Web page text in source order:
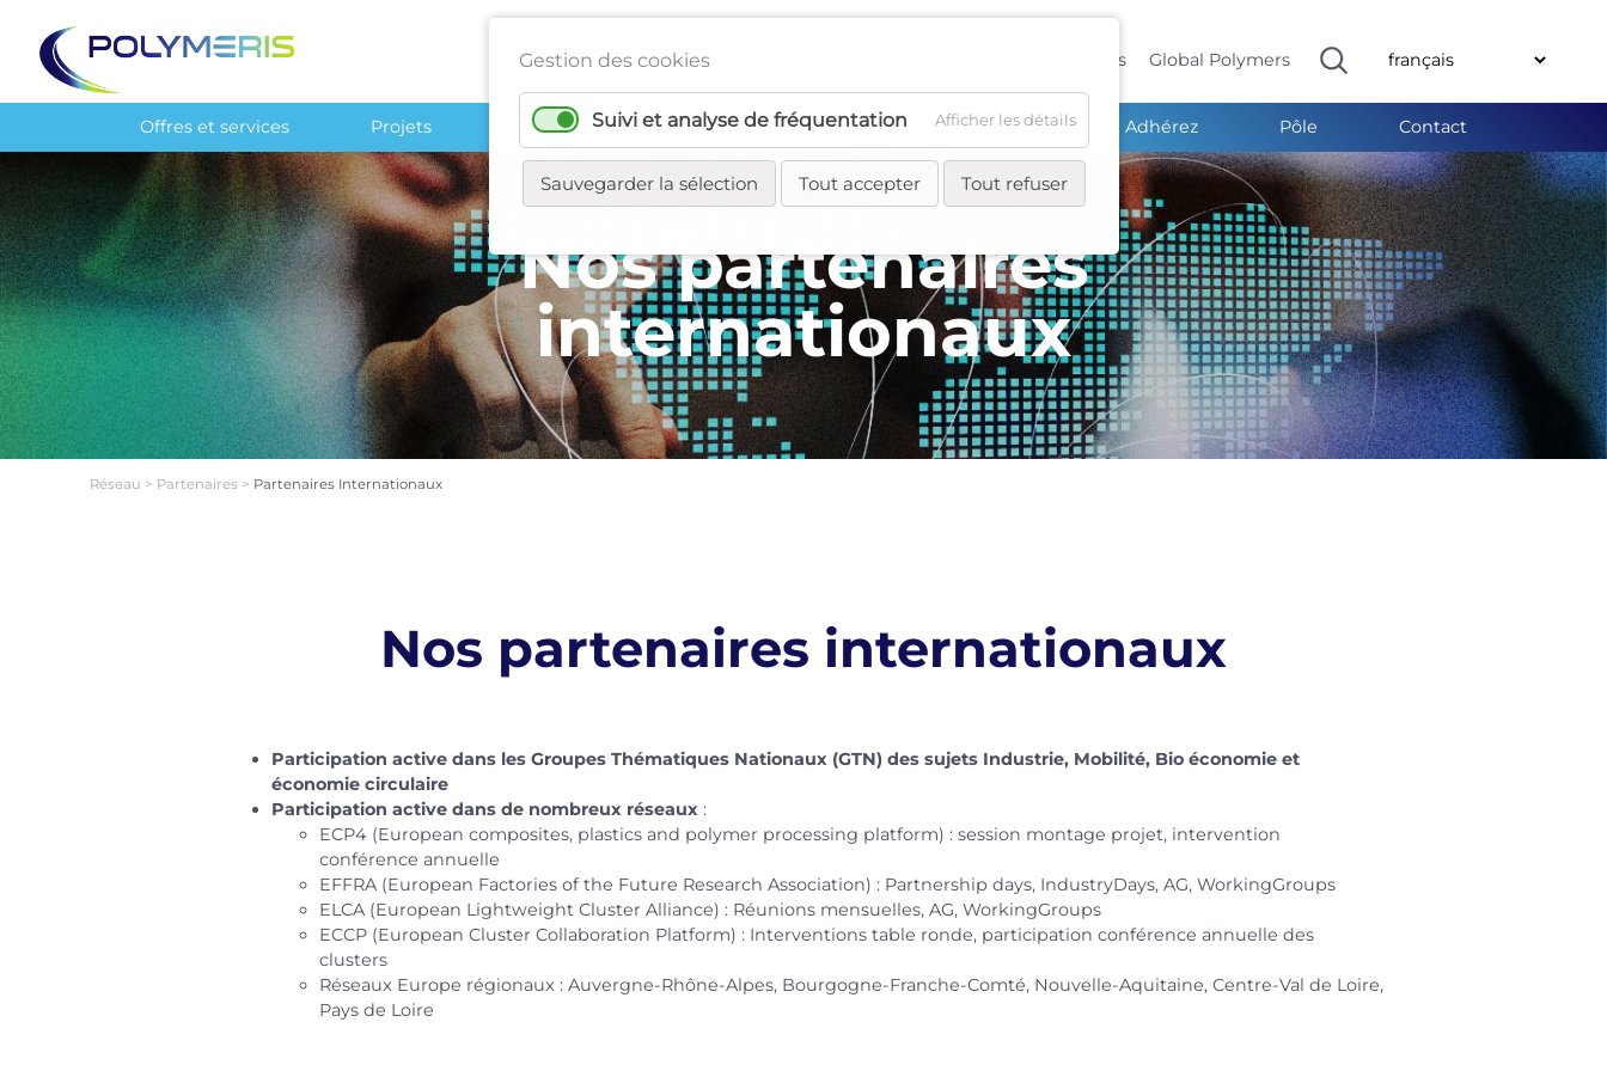
Gestion des cookies
Suivi et analyse de fréquentation Afficher les détails
Sauvegarder la sélection Tout accepter Tout refuser
Annuaire adhérents MyPolymeris Global Polymers
Offres et services Projets Réseau Régions Agenda Actualités Adhérez Pôle Contact
Nos partenaires
internationaux
Réseau > Partenaires > Partenaires Internationaux
Nos partenaires internationaux
Participation active dans les Groupes Thématiques Nationaux (GTN) des sujets Industrie, Mobilité, Bio économie et
économie circulaire
Participation active dans de nombreux réseaux :
ECP4 (European composites, plastics and polymer processing platform) : session montage projet, intervention
conférence annuelle
EFFRA (European Factories of the Future Research Association) : Partnership days, IndustryDays, AG, WorkingGroups
ELCA (European Lightweight Cluster Alliance) : Réunions mensuelles, AG, WorkingGroups
ECCP (European Cluster Collaboration Platform) : Interventions table ronde, participation conférence annuelle des
clusters
Réseaux Europe régionaux : Auvergne-Rhône-Alpes, Bourgogne-Franche-Comté, Nouvelle-Aquitaine, Centre-Val de Loire,
Pays de Loire